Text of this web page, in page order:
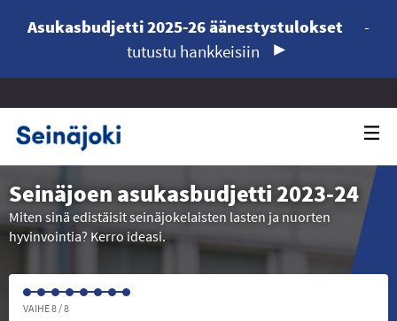
Asukasbudjetti 2025-26 äänestystulokset
-
tutustu hankkeisiin
Seinäjoen asukasbudjetti 2023-24
Miten sinä edistäisit seinäjokelaisten lasten ja nuorten
hyvinvointia? Kerro ideasi.
VAIHE 8 / 8